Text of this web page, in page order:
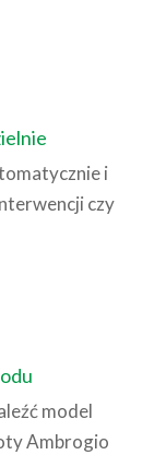
i
czy
model
Ambrogio